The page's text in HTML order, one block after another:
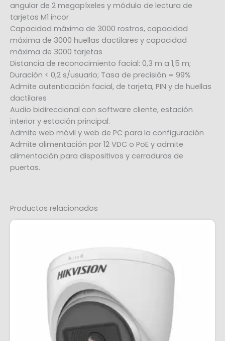
angular de 2 megapíxeles y módulo de lectura de
tarjetas M1 incor
Capacidad máxima de 3000 rostros, capacidad
máxima de 3000 huellas dactilares y capacidad
máxima de 3000 tarjetas
Distancia de reconocimiento facial: 0,3 m a 1,5 m;
Duración < 0,2 s/usuario; Tasa de precisión = 99%
Admite autenticación facial, de tarjeta, PIN y de huellas
dactilares
Audio bidireccional con software cliente, estación
interior y estación principal.
Admite web móvil y web de PC para la configuración
Admite alimentación por 12 VDC o PoE y admite
alimentación para dispositivos y cerraduras de
puertas.
Productos relacionados